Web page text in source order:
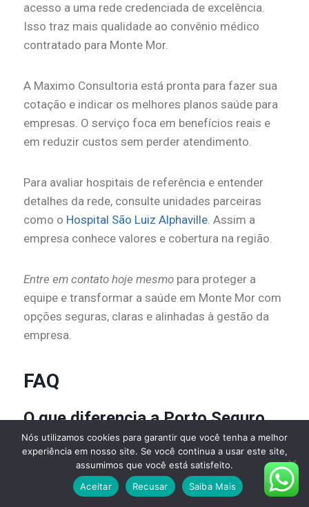
acesso a uma rede credenciada de excelência.
Isso traz mais qualidade ao convênio médico
contratado para Monte Mor.
A Maximo Consultoria está pronta para fazer sua
cotação e indicar os melhores planos saúde para
empresas. O serviço foca em benefícios reais e
em reduzir custos sem perder atendimento.
Para avaliar hospitais de referência e entender
detalhes da rede, consulte unidades parceiras
como o Hospital São Luiz Alphaville. Assim a
empresa conhece valores e cobertura na região.
Entre em contato hoje mesmo para proteger a
equipe e transformar a saúde em Monte Mor com
opções seguras, claras e alinhadas à gestão da
empresa.
FAQ
O que diferencia a Porto Seguro
Saúde em Monte Mor?
A operadora reúne solidez financeira e
atendimento local com rede de hospitais e
Nós utilizamos cookies para garantir que você tenha a melhor
experiência em nosso site. Se você continua a usar este site,
assumimos que você está satisfeito.
Aceitar
Recusar Saiba Mais